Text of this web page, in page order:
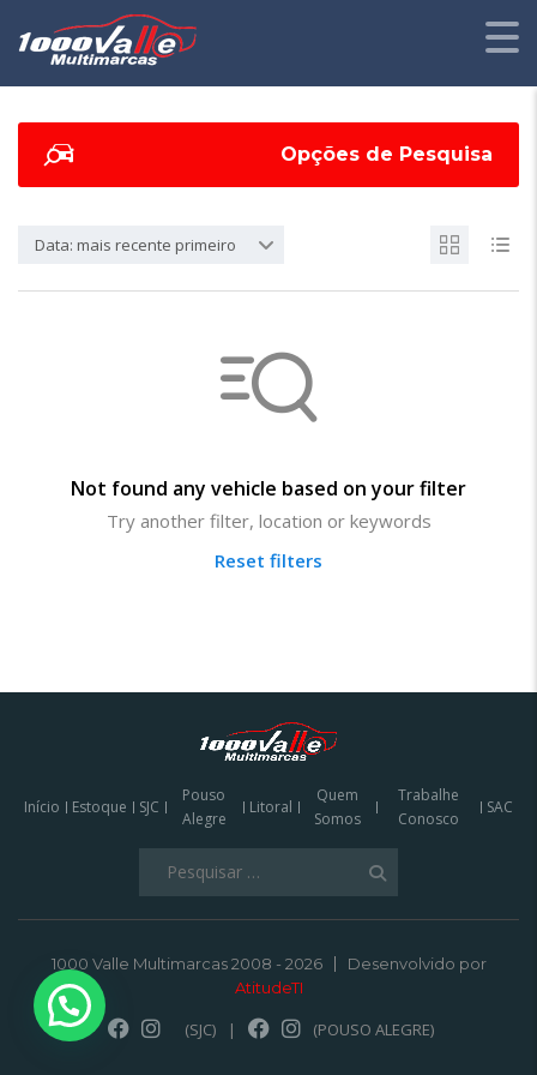
Opções de Pesquisa
Data: mais recente primeiro
Not found any vehicle based on your filter
Try another filter, location or keywords
Reset filters
Início Estoque SJC
Pouso
Alegre
Litoral
Quem
Somos
Trabalhe
Conosco
SAC
1000 Valle Multimarcas 2008 - 2026
Desenvolvido por
AtitudeTI
(SJC) | (POUSO ALEGRE)